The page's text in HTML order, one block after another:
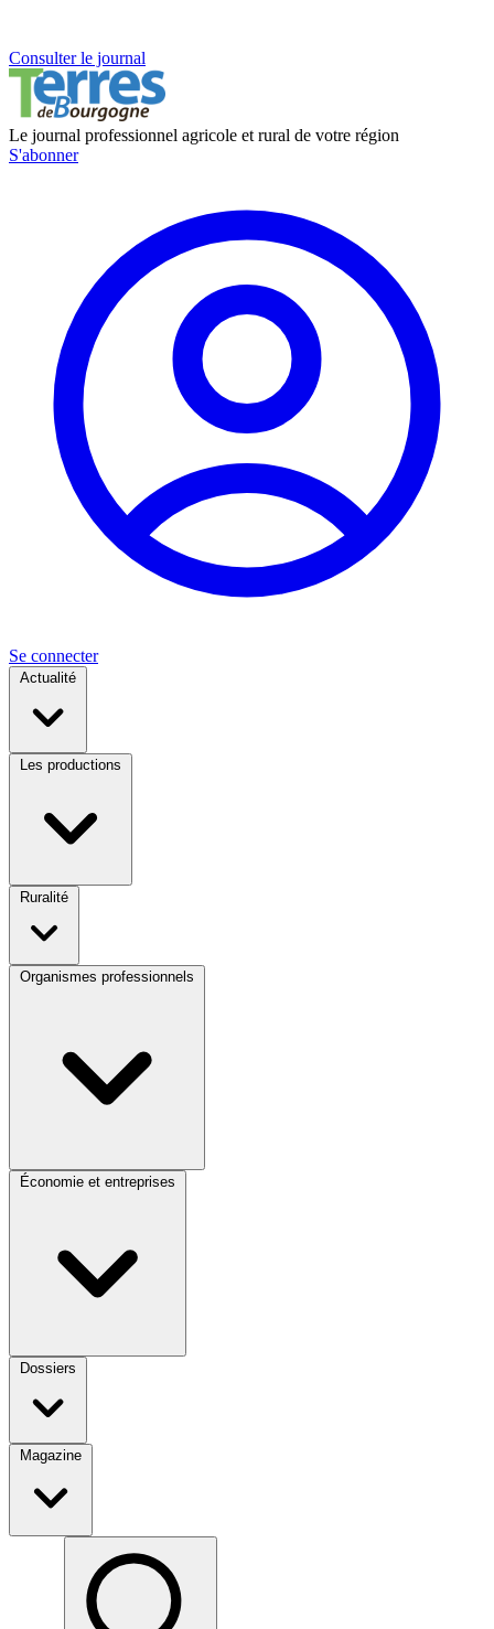
Consulter le journal
Le journal professionnel agricole et rural de votre région
S'abonner
Se connecter
Actualité
Les productions
Ruralité
Organismes professionnels
Économie et entreprises
Dossiers
Magazine